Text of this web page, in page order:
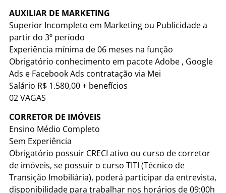
AUXILIAR DE MARKETING
Superior Incompleto em Marketing ou Publicidade a
partir do 3º período
Experiência mínima de 06 meses na função
Obrigatório conhecimento em pacote Adobe , Google
Ads e Facebook Ads contratação via Mei
Salário R$ 1.580,00 + benefícios
02 VAGAS
CORRETOR DE IMÓVEIS
Ensino Médio Completo
Sem Experiência
Obrigatório possuir CRECI ativo ou curso de corretor
de imóveis, se possuir o curso TITI (Técnico de
Transição Imobiliária), poderá participar da entrevista,
disponibilidade para trabalhar nos horários de 09:00h